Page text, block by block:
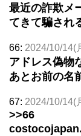
最近の詐欺メ
てきて騙され
66: 2024/10/14(
アドレス偽物
あとお前の名
67: 2024/10/14(
>>66